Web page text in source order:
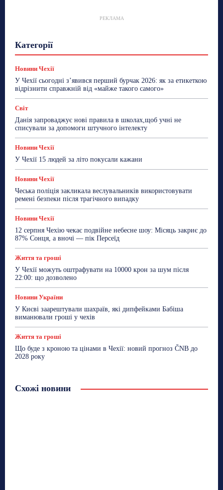
РЕКЛАМА
Категорії
Новини Чехії
Сад та город
ТехноМанія
Топ-новини Фоторепортаж
Новини Чехії
У Чехії сьогодні з’явився перший бурчак 2026: як за етикеткою
відрізнити справжній від «майже такого самого»
Світ
Данія запроваджує нові правила в школах,щоб учні не
списували за допомоги штучного інтелекту
Новини Чехії
У Чехії 15 людей за літо покусали кажани
Новини Чехії
Чеська поліція закликала веслувальників використовувати
ремені безпеки після трагічного випадку
Новини Чехії
12 серпня Чехію чекає подвійне небесне шоу: Місяць закриє до
87% Сонця, а вночі — пік Персеїд
Життя та гроші
У Чехії можуть оштрафувати на 10000 крон за шум після
22:00: що дозволено
Новини України
У Києві заарештували шахраїв, які дипфейками Бабіша
виманювали гроші у чехів
Життя та гроші
Що буде з кроною та цінами в Чехії: новий прогноз ČNB до
2028 року
Схожі новини